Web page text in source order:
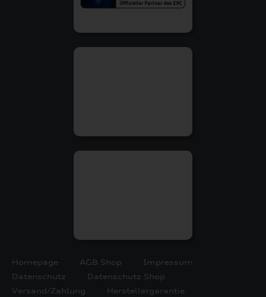
Homepage AGB Shop
Impressum
Datenschutz
Datenschutz Shop
Versand/Zahlung
Herstellergarantie